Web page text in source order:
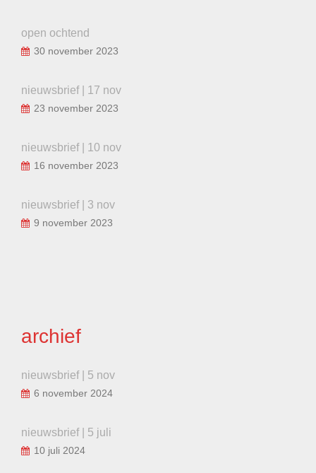
open ochtend
30 november 2023
nieuwsbrief | 17 nov
23 november 2023
nieuwsbrief | 10 nov
16 november 2023
nieuwsbrief | 3 nov
9 november 2023
archief
nieuwsbrief | 5 nov
6 november 2024
nieuwsbrief | 5 juli
10 juli 2024